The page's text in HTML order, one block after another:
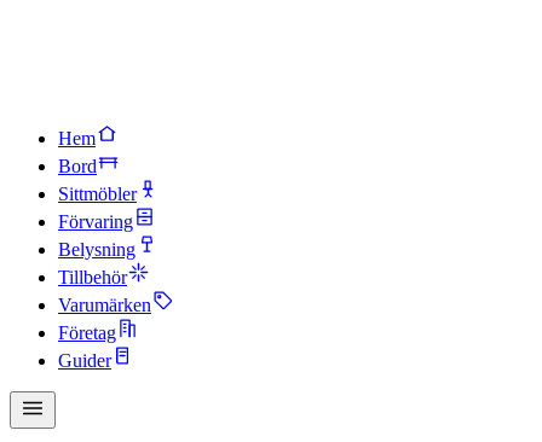
Hem
Bord
Sittmöbler
Förvaring
Belysning
Tillbehör
Varumärken
Företag
Guider